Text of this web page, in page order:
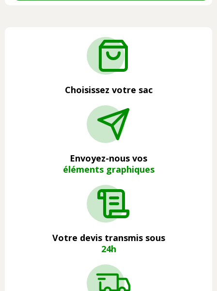
Choisissez votre sac
Envoyez-nous vos
éléments graphiques
Votre devis transmis sous
24h